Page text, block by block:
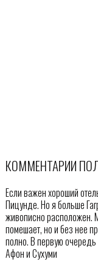
КОММЕНТАРИИ
Если важен хороший
Пицунде. Но я больше
живописно расположен.
помешает, но и без нее
полно. В первую
Афон и Сухуми